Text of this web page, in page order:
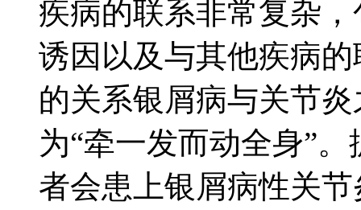
疾病的联系非常复杂
诱因以及与其他疾病
的关系银屑病与关节
为“牵一发而动全身”
者会患上银屑病性关